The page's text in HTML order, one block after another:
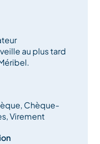
au plus tard
Chèque-
Virement